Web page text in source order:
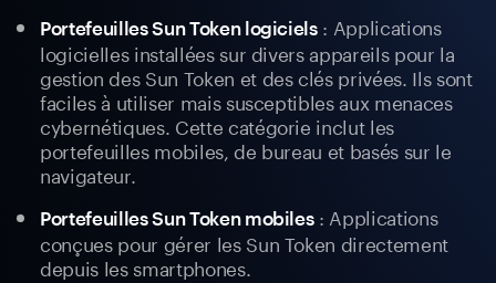
Portefeuilles Sun Token logiciels: Applications
logicielles installées sur divers appareils pour la
gestion des Sun Token et des clés privées. Ils sont
faciles à utiliser mais susceptibles aux menaces
cybernétiques. Cette catégorie inclut les
portefeuilles mobiles, de bureau et basés sur le
navigateur.
Portefeuilles Sun Token mobiles: Applications
conçues pour gérer les Sun Token directement
depuis les smartphones.